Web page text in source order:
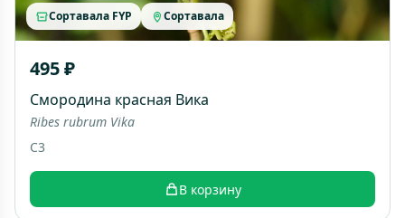
Сортавала FYP Сортавала
495 ₽
Смородина красная Вика
Ribes rubrum Vika
C3
В корзину